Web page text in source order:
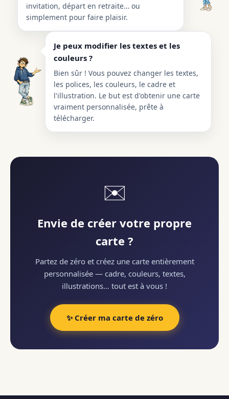
invitation, départ en retraite… ou
simplement pour faire plaisir.
Je peux modifier les textes et les
couleurs ?
Bien sûr ! Vous pouvez changer les textes,
les polices, les couleurs, le cadre et
l'illustration. Le but est d'obtenir une carte
vraiment personnalisée, prête à
télécharger.
✉️
Envie de créer votre propre
carte ?
Partez de zéro et créez une carte entièrement
personnalisée — cadre, couleurs, textes,
illustrations… tout est à vous !
✨ Créer ma carte de zéro